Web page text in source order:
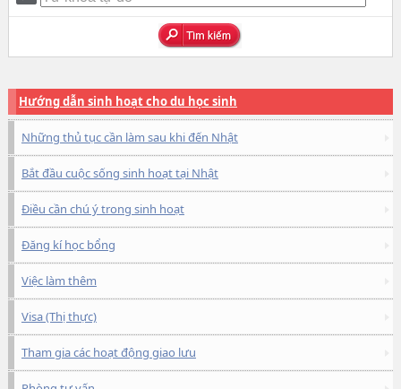
Hướng dẫn sinh hoạt cho du học sinh
Những thủ tục cần làm sau khi đến Nhật
Bắt đầu cuộc sống sinh hoạt tại Nhật
Điều cần chú ý trong sinh hoạt
Đăng kí học bổng
Việc làm thêm
Visa (Thị thực)
Tham gia các hoạt động giao lưu